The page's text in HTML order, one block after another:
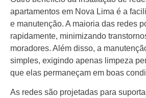
apartamentos em Nova Lima é a
e manutenção. A maioria das redes
rapidamente, minimizando
moradores. Além disso, a
simples, exigindo apenas limpeza
que elas permaneçam em boas
As redes são projetadas para